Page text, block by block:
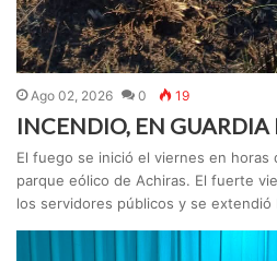
Ago 02, 2026 0 19
INCENDIO, EN GUARDIA
El fuego se inició el viernes en horas
parque eólico de Achiras. El fuerte
los servidores públicos y se extendió